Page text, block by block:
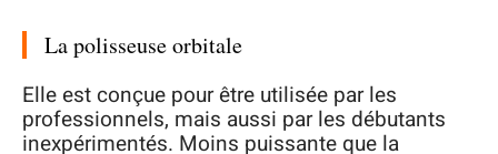
La polisseuse orbitale
Elle est conçue pour être utilisée par les
professionnels, mais aussi par les débutants
inexpérimentés. Moins puissante que la